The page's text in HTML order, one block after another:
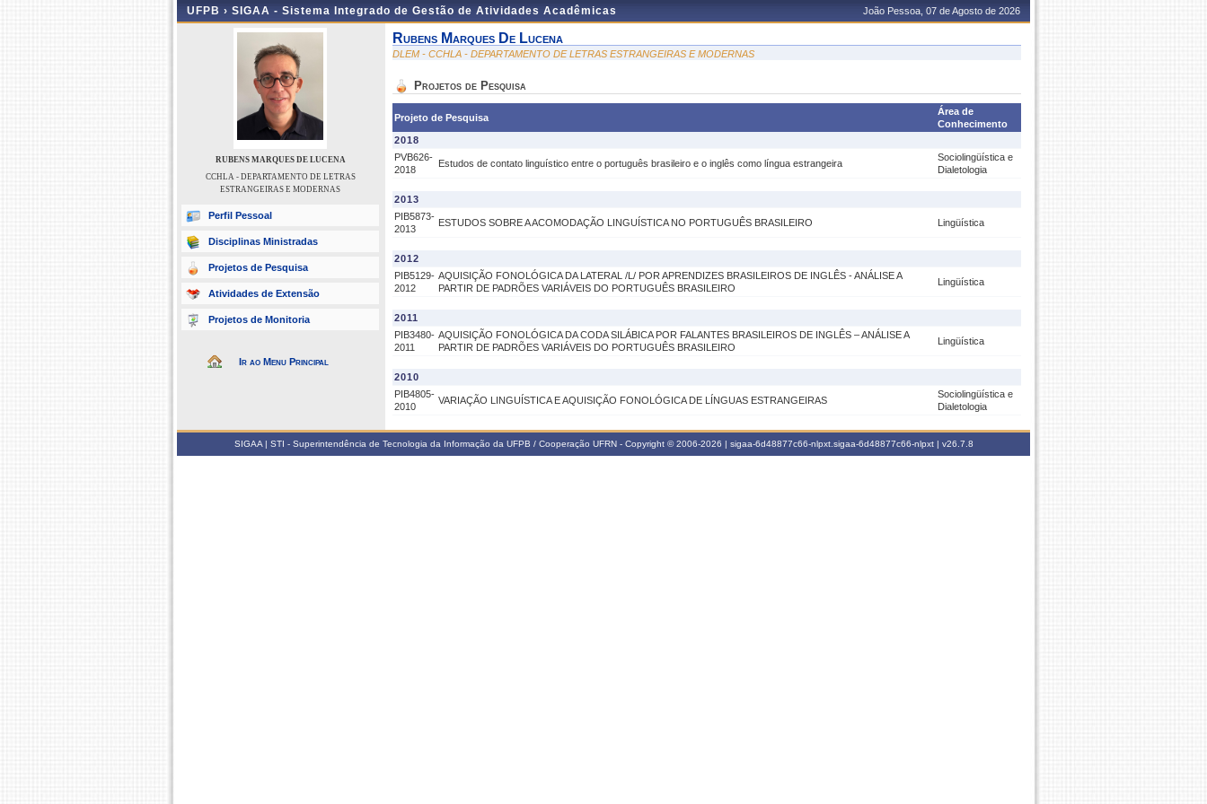
UFPB › SIGAA - Sistema Integrado de Gestão de Atividades Acadêmicas João Pessoa, 07 de Agosto de 2026
RUBENS MARQUES DE LUCENA
CCHLA - DEPARTAMENTO DE LETRAS
ESTRANGEIRAS E MODERNAS
Perfil Pessoal
Disciplinas Ministradas
Projetos de Pesquisa
Atividades de Extensão
Projetos de Monitoria
Ir ao Menu Principal
Rubens Marques De Lucena
DLEM - CCHLA - DEPARTAMENTO DE LETRAS ESTRANGEIRAS E MODERNAS
Projetos de Pesquisa
Projeto de Pesquisa
Área de
Conhecimento
2018
PVB626-
2018
Estudos de contato linguístico entre o português brasileiro e o inglês como língua estrangeira
Sociolingüística e
Dialetologia
2013
PIB5873-
2013
ESTUDOS SOBRE A ACOMODAÇÃO LINGUÍSTICA NO PORTUGUÊS BRASILEIRO Lingüística
2012
PIB5129-
2012
AQUISIÇÃO FONOLÓGICA DA LATERAL /L/ POR APRENDIZES BRASILEIROS DE INGLÊS - ANÁLISE A
PARTIR DE PADRÕES VARIÁVEIS DO PORTUGUÊS BRASILEIRO
Lingüística
2011
PIB3480-
2011
AQUISIÇÃO FONOLÓGICA DA CODA SILÁBICA POR FALANTES BRASILEIROS DE INGLÊS – ANÁLISE A
PARTIR DE PADRÕES VARIÁVEIS DO PORTUGUÊS BRASILEIRO
Lingüística
2010
PIB4805-
2010
VARIAÇÃO LINGUÍSTICA E AQUISIÇÃO FONOLÓGICA DE LÍNGUAS ESTRANGEIRAS
Sociolingüística e
Dialetologia
SIGAA | STI - Superintendência de Tecnologia da Informação da UFPB / Cooperação UFRN - Copyright © 2006-2026 | sigaa-6d48877c66-nlpxt.sigaa-6d48877c66-nlpxt | v26.7.8